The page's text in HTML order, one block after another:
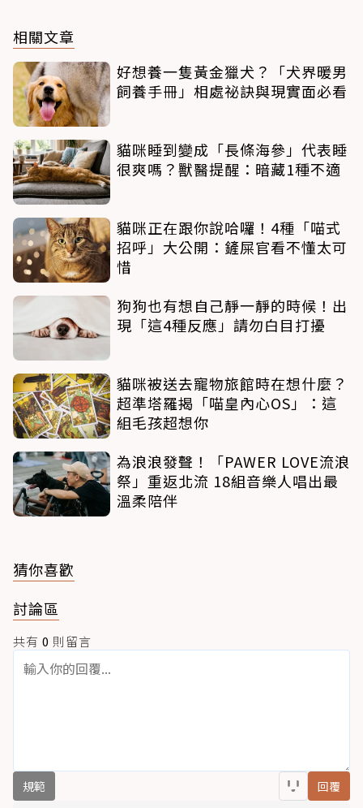
相關文章
好想養一隻黃金獵犬？「犬界暖男
飼養手冊」相處祕訣與現實面必看
貓咪睡到變成「長條海參」代表睡
很爽嗎？獸醫提醒：暗藏1種不適
貓咪正在跟你說哈囉！4種「喵式
招呼」大公開：鏟屎官看不懂太可
惜
狗狗也有想自己靜一靜的時候！出
現「這4種反應」請勿白目打擾
貓咪被送去寵物旅館時在想什麼？
超準塔羅揭「喵皇內心OS」：這
組毛孩超想你
為浪浪發聲！「PAWER LOVE流浪
祭」重返北流 18組音樂人唱出最
溫柔陪伴
猜你喜歡
討論區
共有 0 則留言
規範 回覆